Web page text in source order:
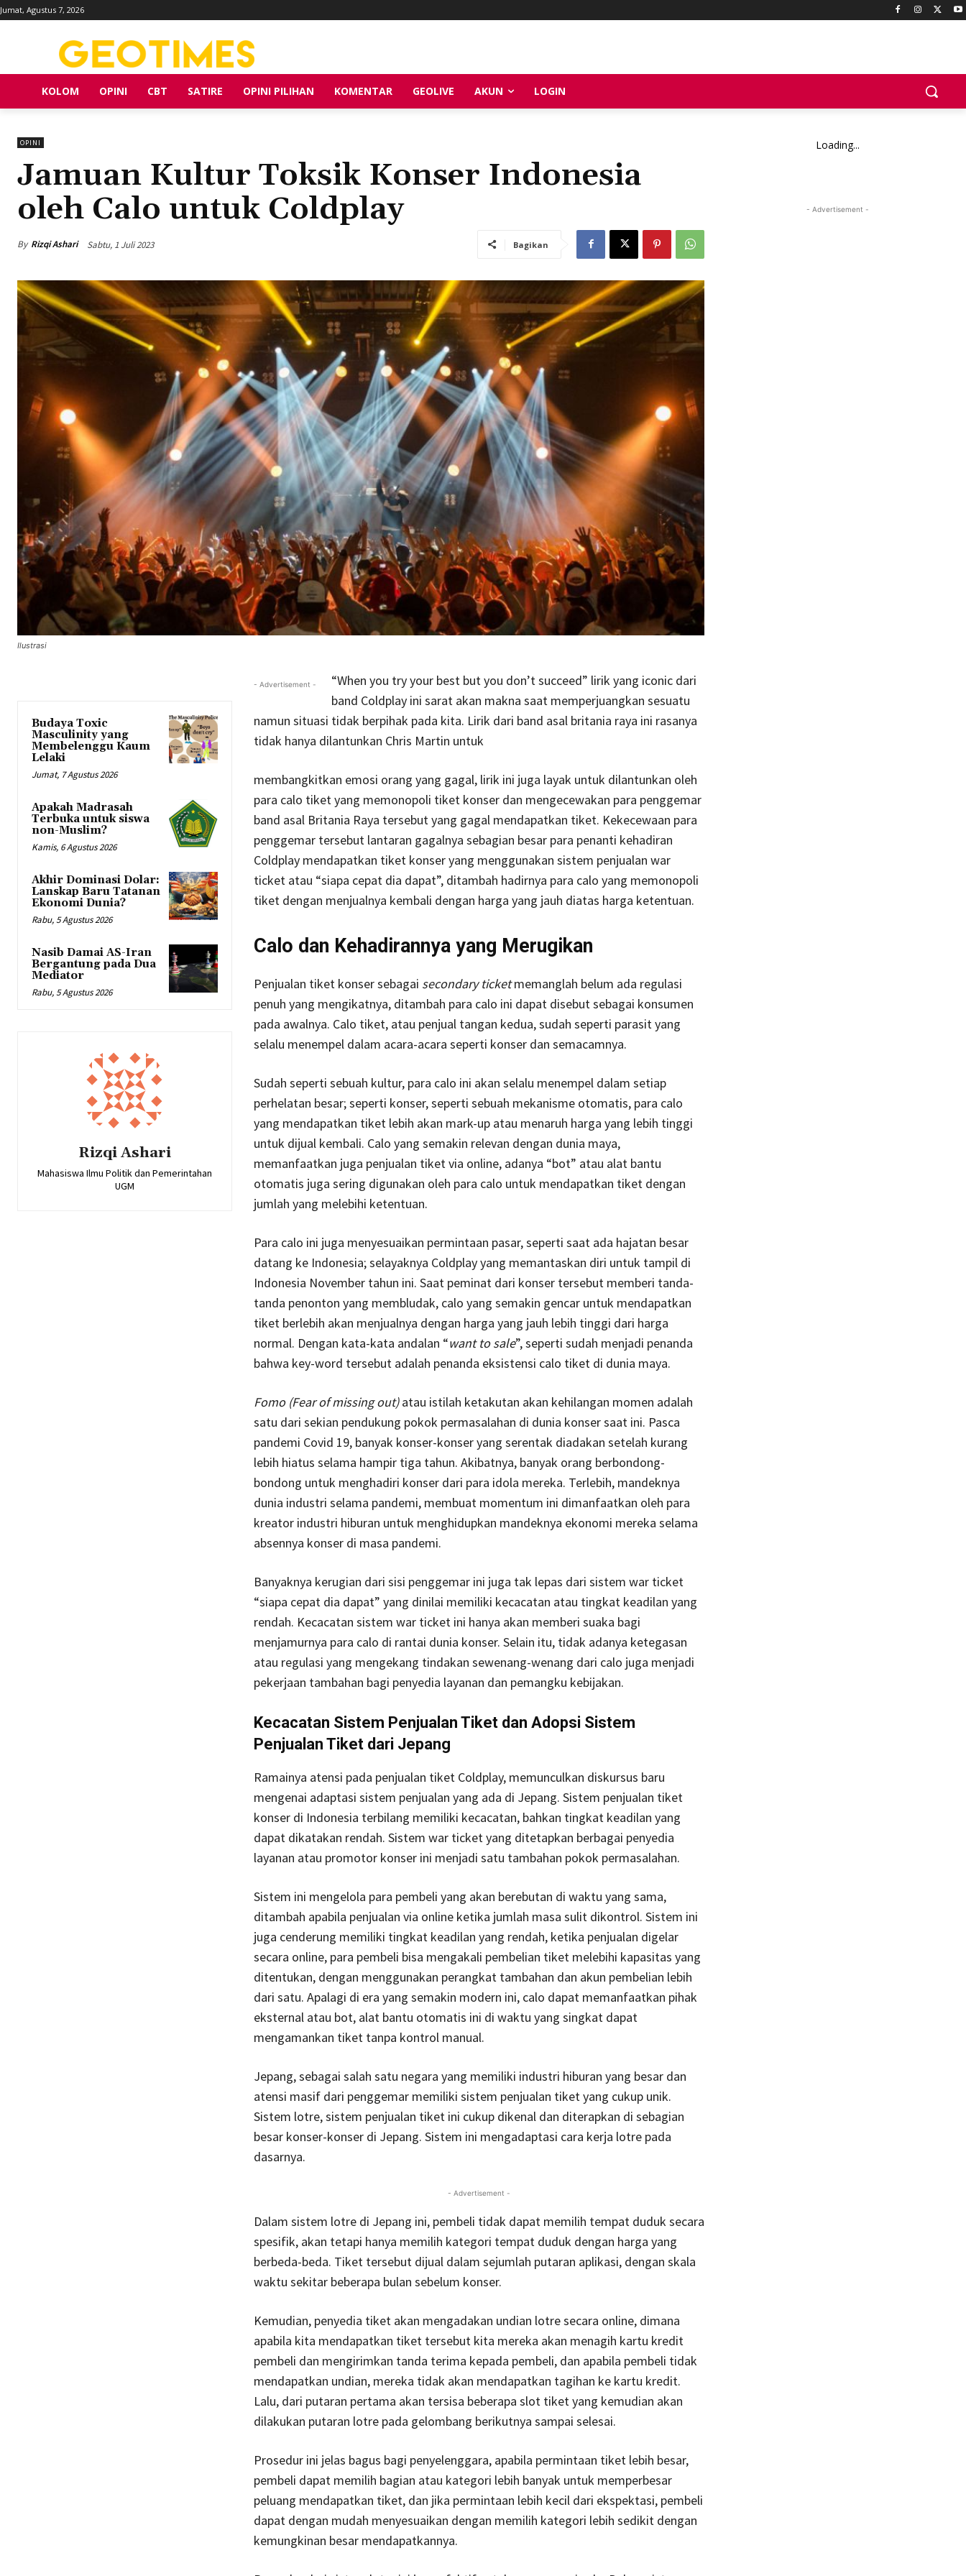
Jumat, Agustus 7, 2026
KOLOM OPINI CBT SATIRE OPINI PILIHAN KOMENTAR GEOLIVE AKUN LOGIN
OPINI
Jamuan Kultur Toksik Konser Indonesia
oleh Calo untuk Coldplay
By Rizqi Ashari Sabtu, 1 Juli 2023 Bagikan
Ilustrasi
Budaya Toxic
Masculinity yang
Membelenggu Kaum
Lelaki
Jumat, 7 Agustus 2026
Apakah Madrasah
Terbuka untuk siswa
non-Muslim?
Kamis, 6 Agustus 2026
Akhir Dominasi Dolar:
Lanskap Baru Tatanan
Ekonomi Dunia?
Rabu, 5 Agustus 2026
Nasib Damai AS-Iran
Bergantung pada Dua
Mediator
Rabu, 5 Agustus 2026
Rizqi Ashari
Mahasiswa Ilmu Politik dan Pemerintahan
UGM
- Advertisement -
“When you try your best but you don’t succeed” lirik yang iconic dari
band Coldplay ini sarat akan makna saat memperjuangkan sesuatu
namun situasi tidak berpihak pada kita. Lirik dari band asal britania raya ini rasanya
tidak hanya dilantunkan Chris Martin untuk
membangkitkan emosi orang yang gagal, lirik ini juga layak untuk dilantunkan oleh
para calo tiket yang memonopoli tiket konser dan mengecewakan para penggemar
band asal Britania Raya tersebut yang gagal mendapatkan tiket. Kekecewaan para
penggemar tersebut lantaran gagalnya sebagian besar para penanti kehadiran
Coldplay mendapatkan tiket konser yang menggunakan sistem penjualan war
ticket atau “siapa cepat dia dapat”, ditambah hadirnya para calo yang memonopoli
tiket dengan menjualnya kembali dengan harga yang jauh diatas harga ketentuan.
Calo dan Kehadirannya yang Merugikan
Penjualan tiket konser sebagai secondary ticketmemanglah belum ada regulasi
penuh yang mengikatnya, ditambah para calo ini dapat disebut sebagai konsumen
pada awalnya. Calo tiket, atau penjual tangan kedua, sudah seperti parasit yang
selalu menempel dalam acara-acara seperti konser dan semacamnya.
Sudah seperti sebuah kultur, para calo ini akan selalu menempel dalam setiap
perhelatan besar; seperti konser, seperti sebuah mekanisme otomatis, para calo
yang mendapatkan tiket lebih akan mark-up atau menaruh harga yang lebih tinggi
untuk dijual kembali. Calo yang semakin relevan dengan dunia maya,
memanfaatkan juga penjualan tiket via online, adanya “bot” atau alat bantu
otomatis juga sering digunakan oleh para calo untuk mendapatkan tiket dengan
jumlah yang melebihi ketentuan.
Para calo ini juga menyesuaikan permintaan pasar, seperti saat ada hajatan besar
datang ke Indonesia; selayaknya Coldplay yang memantaskan diri untuk tampil di
Indonesia November tahun ini. Saat peminat dari konser tersebut memberi tanda-
tanda penonton yang membludak, calo yang semakin gencar untuk mendapatkan
tiket berlebih akan menjualnya dengan harga yang jauh lebih tinggi dari harga
normal. Dengan kata-kata andalan “want to sale”, seperti sudah menjadi penanda
bahwa key-word tersebut adalah penanda eksistensi calo tiket di dunia maya.
Fomo (Fear of missing out)atau istilah ketakutan akan kehilangan momen adalah
satu dari sekian pendukung pokok permasalahan di dunia konser saat ini. Pasca
pandemi Covid 19, banyak konser-konser yang serentak diadakan setelah kurang
lebih hiatus selama hampir tiga tahun. Akibatnya, banyak orang berbondong-
bondong untuk menghadiri konser dari para idola mereka. Terlebih, mandeknya
dunia industri selama pandemi, membuat momentum ini dimanfaatkan oleh para
kreator industri hiburan untuk menghidupkan mandeknya ekonomi mereka selama
absennya konser di masa pandemi.
Banyaknya kerugian dari sisi penggemar ini juga tak lepas dari sistem war ticket
“siapa cepat dia dapat” yang dinilai memiliki kecacatan atau tingkat keadilan yang
rendah. Kecacatan sistem war ticket ini hanya akan memberi suaka bagi
menjamurnya para calo di rantai dunia konser. Selain itu, tidak adanya ketegasan
atau regulasi yang mengekang tindakan sewenang-wenang dari calo juga menjadi
pekerjaan tambahan bagi penyedia layanan dan pemangku kebijakan.
Kecacatan Sistem Penjualan Tiket dan Adopsi Sistem
Penjualan Tiket dari Jepang
Ramainya atensi pada penjualan tiket Coldplay, memunculkan diskursus baru
mengenai adaptasi sistem penjualan yang ada di Jepang. Sistem penjualan tiket
konser di Indonesia terbilang memiliki kecacatan, bahkan tingkat keadilan yang
dapat dikatakan rendah. Sistem war ticket yang ditetapkan berbagai penyedia
layanan atau promotor konser ini menjadi satu tambahan pokok permasalahan.
Sistem ini mengelola para pembeli yang akan berebutan di waktu yang sama,
ditambah apabila penjualan via online ketika jumlah masa sulit dikontrol. Sistem ini
juga cenderung memiliki tingkat keadilan yang rendah, ketika penjualan digelar
secara online, para pembeli bisa mengakali pembelian tiket melebihi kapasitas yang
ditentukan, dengan menggunakan perangkat tambahan dan akun pembelian lebih
dari satu. Apalagi di era yang semakin modern ini, calo dapat memanfaatkan pihak
eksternal atau bot, alat bantu otomatis ini di waktu yang singkat dapat
mengamankan tiket tanpa kontrol manual.
Jepang, sebagai salah satu negara yang memiliki industri hiburan yang besar dan
atensi masif dari penggemar memiliki sistem penjualan tiket yang cukup unik.
Sistem lotre, sistem penjualan tiket ini cukup dikenal dan diterapkan di sebagian
besar konser-konser di Jepang. Sistem ini mengadaptasi cara kerja lotre pada
dasarnya.
- Advertisement -
Dalam sistem lotre di Jepang ini, pembeli tidak dapat memilih tempat duduk secara
spesifik, akan tetapi hanya memilih kategori tempat duduk dengan harga yang
berbeda-beda. Tiket tersebut dijual dalam sejumlah putaran aplikasi, dengan skala
waktu sekitar beberapa bulan sebelum konser.
Kemudian, penyedia tiket akan mengadakan undian lotre secara online, dimana
apabila kita mendapatkan tiket tersebut kita mereka akan menagih kartu kredit
pembeli dan mengirimkan tanda terima kepada pembeli, dan apabila pembeli tidak
mendapatkan undian, mereka tidak akan mendapatkan tagihan ke kartu kredit.
Lalu, dari putaran pertama akan tersisa beberapa slot tiket yang kemudian akan
dilakukan putaran lotre pada gelombang berikutnya sampai selesai.
Prosedur ini jelas bagus bagi penyelenggara, apabila permintaan tiket lebih besar,
pembeli dapat memilih bagian atau kategori lebih banyak untuk memperbesar
peluang mendapatkan tiket, dan jika permintaan lebih kecil dari ekspektasi, pembeli
dapat dengan mudah menyesuaikan dengan memilih kategori lebih sedikit dengan
kemungkinan besar mendapatkannya.
Loading...
- Advertisement -